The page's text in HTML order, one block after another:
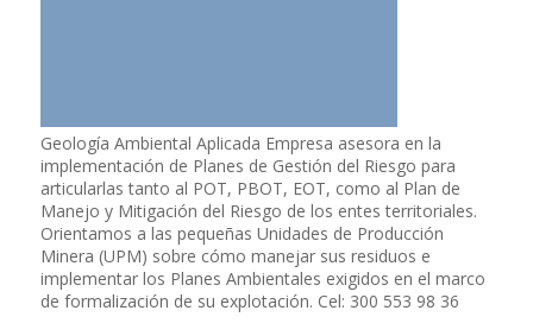
Geología Ambiental Aplicada Empresa asesora en la
implementación de Planes de Gestión del Riesgo para
articularlas tanto al POT, PBOT, EOT, como al Plan de
Manejo y Mitigación del Riesgo de los entes territoriales.
Orientamos a las pequeñas Unidades de Producción
Minera (UPM) sobre cómo manejar sus residuos e
implementar los Planes Ambientales exigidos en el marco
de formalización de su explotación. Cel: 300 553 98 36